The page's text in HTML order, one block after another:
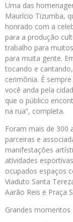
Uma das
Maurício Tizumba,
honrado com a
para a produção
trabalho para
para muita gente.
tocando e
cerimônia. É
você anda pela
que o público
na rua”, completa.
Foram mais de 300
parceiras e
manifestações
atividades
ocupados espaços
Viaduto Santa
Aarão Reis e Praça
Grandes momentos